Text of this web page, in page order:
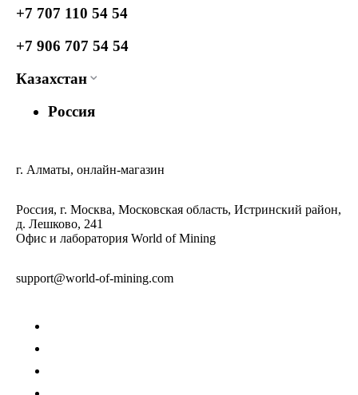
+7 707 110 54 54
+7 906 707 54 54
Казахстан
Россия
г. Алматы, онлайн-магазин
Россия, г. Москва, Московская область, Истринский район,
д. Лешково, 241
Офис и лаборатория World of Mining
support@world-of-mining.com